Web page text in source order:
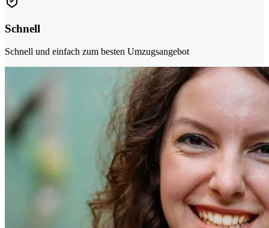
Schnell
Schnell und einfach zum besten Umzugsangebot